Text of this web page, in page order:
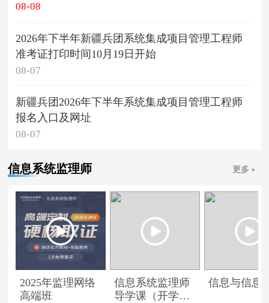
08-08
2026年下半年新疆兵团系统集成项目管理工程师
准考证打印时间10月19日开始
08-07
新疆兵团2026年下半年系统集成项目管理工程师
报名入口及网址
08-07
信息系统监理师 更多
2025年监理网络
高端班
信息系统监理师
导学课（开学典
信息与信息